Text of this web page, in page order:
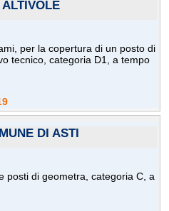
per la copertura di un posto di
tecnico, categoria D1, a tempo
DI ASTI
posti di geometra, categoria C, a